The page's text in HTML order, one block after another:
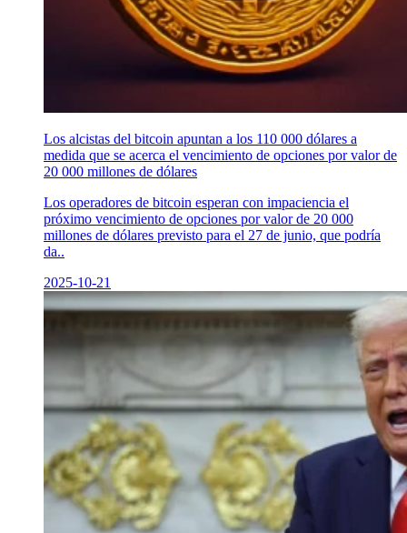
Los alcistas del bitcoin apuntan a los 110 000 dólares a
medida que se acerca el vencimiento de opciones por valor de
20 000 millones de dólares
Los operadores de bitcoin esperan con impaciencia el
próximo vencimiento de opciones por valor de 20 000
millones de dólares previsto para el 27 de junio, que podría
da..
2025-10-21